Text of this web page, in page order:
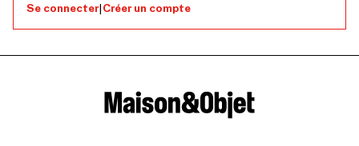
Se connecter|Créer un compte